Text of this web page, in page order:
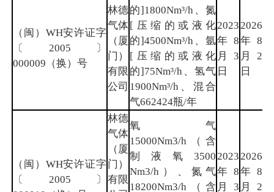
（闽）WH安许证字
〔2005〕
000009（换）号
林德
气体
（厦
门）
有限
公司
的]1800Nm³/h、氮
[压缩的或液化
的]4500Nm³/h、氩
[压缩的或液化
的]75Nm³/h、氢气
1900Nm³/h、混合
气662424瓶/年
2023
年8
月3
日
2026
年8
月2
日
（闽）WH安许证字
〔2005〕
林德
气体
（厦
门）
有限
氧气
15000Nm3/h（含
制液氧3500
Nm3/h）、氮气
18200Nm3/h（含
2023
年8
月3
2026
年8
月2